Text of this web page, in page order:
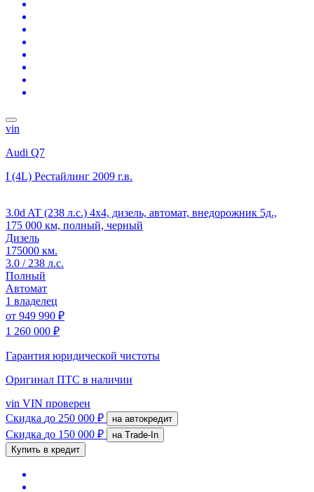
vin
Audi Q7
I (4L) Рестайлинг 2009 г.в.
3.0d AT (238 л.с.) 4x4, дизель, автомат, внедорожник 5д.,
175 000 км, полный, черный
Дизель
175000 км.
3.0 / 238 л.с.
Полный
Автомат
1 владелец
от 949 990 ₽
1 260 000 ₽
Гарантия юридической чистоты
Оригинал ПТС в наличии
vin VIN проверен
Скидка до 250 000 ₽ на автокредит
Скидка до 150 000 ₽
на Trade-In
Купить в кредит